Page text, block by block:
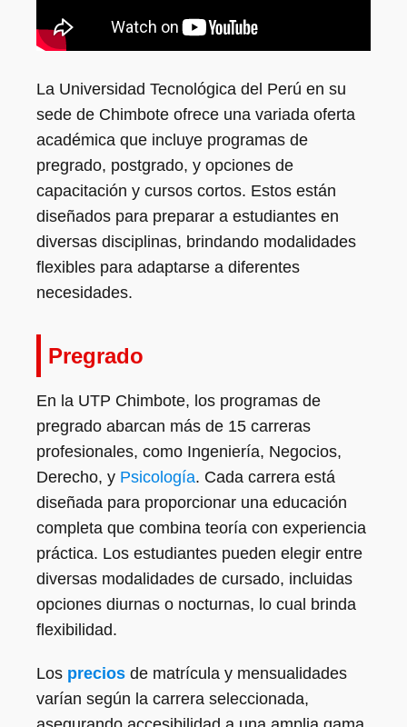
La Universidad Tecnológica del Perú en su
sede de Chimbote ofrece una variada oferta
académica que incluye programas de
pregrado, postgrado, y opciones de
capacitación y cursos cortos. Estos están
diseñados para preparar a estudiantes en
diversas disciplinas, brindando modalidades
flexibles para adaptarse a diferentes
necesidades.
Pregrado
En la UTP Chimbote, los programas de
pregrado abarcan más de 15 carreras
profesionales, como Ingeniería, Negocios,
Derecho, y Psicología. Cada carrera está
diseñada para proporcionar una educación
completa que combina teoría con experiencia
práctica. Los estudiantes pueden elegir entre
diversas modalidades de cursado, incluidas
opciones diurnas o nocturnas, lo cual brinda
flexibilidad.
Los precios de matrícula y mensualidades
varían según la carrera seleccionada,